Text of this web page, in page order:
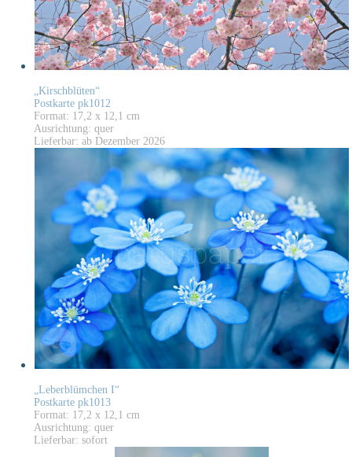
„Kirschblüten“
Postkarte pk1012
Format: 17,2 x 12,1 cm
Ausrichtung: quer
Lieferbar: ab Dezember 2026
„Leberblümchen I“
Postkarte pk1013
Format: 17,2 x 12,1 cm
Ausrichtung: quer
Lieferbar: sofort